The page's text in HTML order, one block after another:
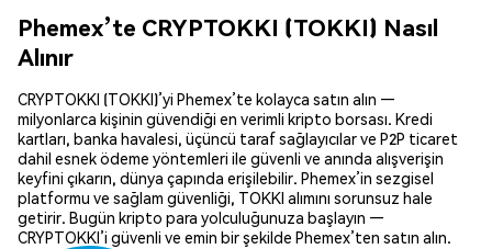
Phemex’te CRYPTOKKI (TOKKI) Nasıl
Alınır
CRYPTOKKI (TOKKI)’yi Phemex’te kolayca satın alın —
milyonlarca kişinin güvendiği en verimli kripto borsası. Kredi
kartları, banka havalesi, üçüncü taraf sağlayıcılar ve P2P ticaret
dahil esnek ödeme yöntemleri ile güvenli ve anında alışverişin
keyfini çıkarın, dünya çapında erişilebilir. Phemex’in sezgisel
platformu ve sağlam güvenliği, TOKKI alımını sorunsuz hale
getirir. Bugün kripto para yolculuğunuza başlayın —
CRYPTOKKI’i güvenli ve emin bir şekilde Phemex’ten satın alın.